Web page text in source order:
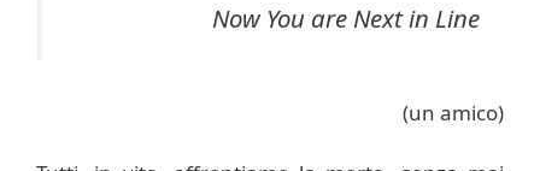
Now You are Next in Line
(un amico)